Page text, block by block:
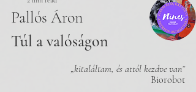
Pallós Áron
Túl a valóságon
„kitaláltam, és attól kezdve van”
Biorobot